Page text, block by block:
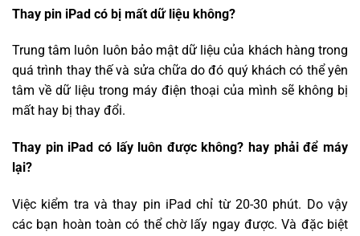
Thay pin iPad có bị mất dữ liệu không?
Trung tâm luôn luôn bảo mật dữ liệu của khách hàng trong
quá trình thay thế và sửa chữa do đó quý khách có thể yên
tâm về dữ liệu trong máy điện thoại của mình sẽ không bị
mất hay bị thay đổi.
Thay pin iPad có lấy luôn được không? hay phải để máy
lại?
Việc kiểm tra và thay pin iPad chỉ từ 20-30 phút. Do vậy
các bạn hoàn toàn có thể chờ lấy ngay được. Và đặc biệt